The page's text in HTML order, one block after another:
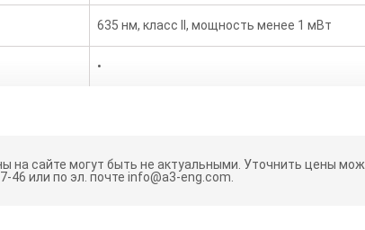
635 нм, класс II, мощность менее 1 мВт
•
на сайте могут быть не актуальными. Уточнить цены
46 или по эл. почте info@a3-eng.com.